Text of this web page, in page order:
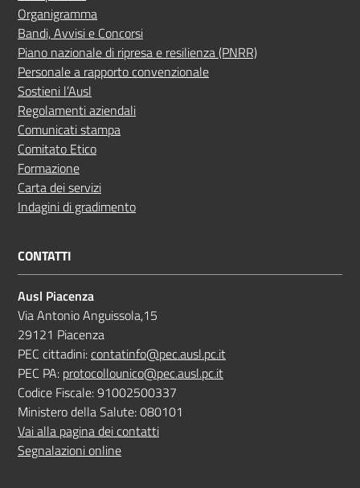
Organigramma
Bandi, Avvisi e Concorsi
Piano nazionale di ripresa e resilienza (PNRR)
Personale a rapporto convenzionale
Sostieni l’Ausl
Regolamenti aziendali
Comunicati stampa
Comitato Etico
Formazione
Carta dei servizi
Indagini di gradimento
CONTATTI
Ausl Piacenza
Via Antonio Anguissola,15
29121 Piacenza
PEC cittadini:contatinfo@pec.ausl.pc.it
PEC PA: protocollounico@pec.ausl.pc.it
Codice Fiscale: 91002500337
Ministero della Salute: 080101
Vai alla pagina dei contatti
Segnalazioni online